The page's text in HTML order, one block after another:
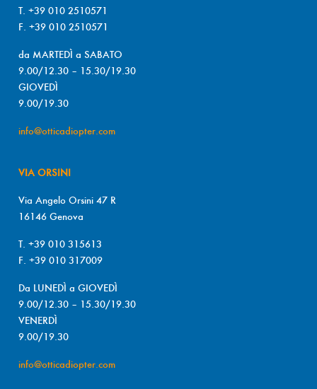
T. +39 010 2510571
F. +39 010 2510571
da MARTEDÌ a SABATO
9.00/12.30 – 15.30/19.30
GIOVEDÌ
9.00/19.30
info@otticadiopter.com
VIA ORSINI
Via Angelo Orsini 47 R
16146 Genova
T. +39 010 315613
F. +39 010 317009
Da LUNEDÌ a GIOVEDÌ
9.00/12.30 – 15.30/19.30
VENERDÌ
9.00/19.30
info@otticadiopter.com